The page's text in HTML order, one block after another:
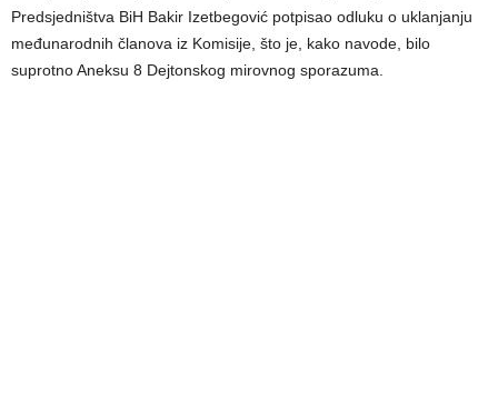
Predsjedništva BiH Bakir Izetbegović potpisao odluku o uklanjanju
međunarodnih članova iz Komisije, što je, kako navode, bilo
suprotno Aneksu 8 Dejtonskog mirovnog sporazuma.